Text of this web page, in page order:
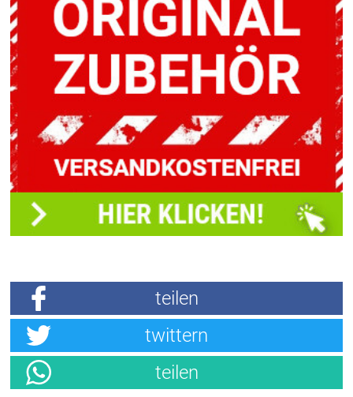
teilen
twittern
teilen